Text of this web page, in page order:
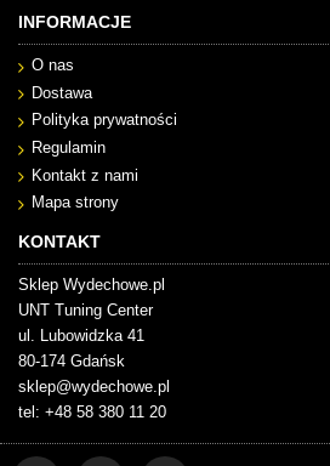
INFORMACJE
O nas
Dostawa
Polityka prywatności
Regulamin
Kontakt z nami
Mapa strony
KONTAKT
Sklep Wydechowe.pl
UNT Tuning Center
ul. Lubowidzka 41
80-174 Gdańsk
sklep@wydechowe.pl
tel: +48 58 380 11 20